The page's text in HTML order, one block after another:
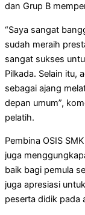
dan Grup B
“Saya sangat
sudah meraih
sangat sukses
Pilkada. Selain itu,
sebagai ajang
depan umum”,
pelatih.
Pembina OSIS
juga
baik bagi pemula
juga apresiasi
peserta didik pada